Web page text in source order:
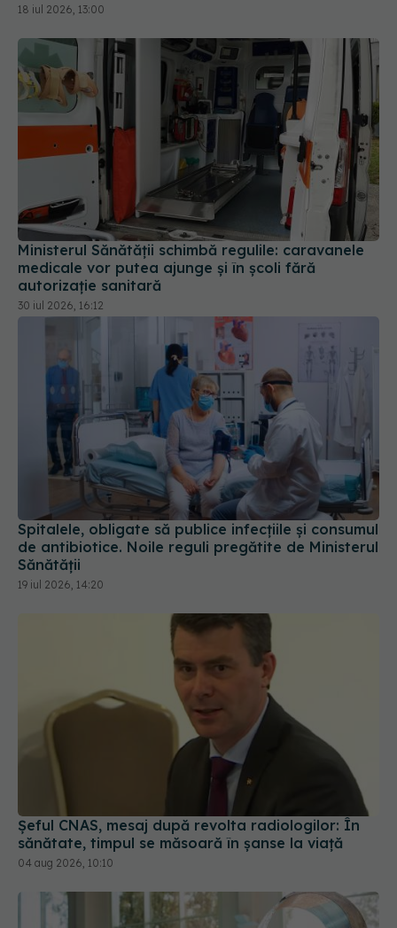
Ministerul Sănătății schimbă regulile: caravanele
medicale vor putea ajunge și în școli fără
autorizație sanitară
30 iul 2026, 16:12
Spitalele, obligate să publice infecțiile și consumul
de antibiotice. Noile reguli pregătite de Ministerul
19 iul 2026, 14:20
Șeful CNAS, mesaj după revolta radiologilor: În
sănătate, timpul se măsoară în șanse la viață